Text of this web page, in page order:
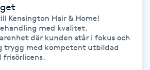
Kensington Hair & Home!
med kvalitet.
där kunden står i fokus och
trygg med kompetent utbildad
frisörlicens.